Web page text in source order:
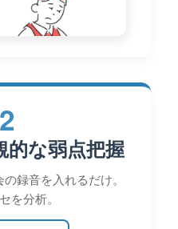
的な弱点把握
録音を入れるだけ。
を分析。